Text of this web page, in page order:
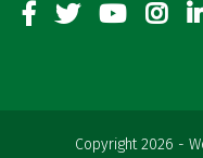
Copyright 2026